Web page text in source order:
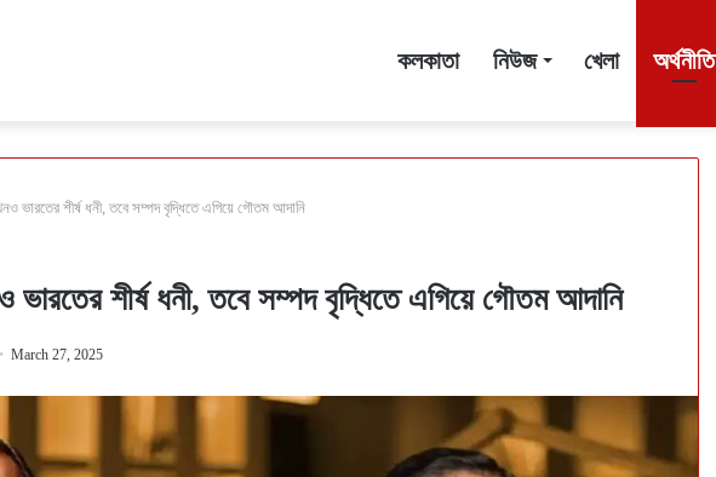
কলকাতা নিউজ খেলা অর্থনীতি
ভারতের শীর্ষ ধনী, তবে সম্পদ বৃদ্ধিতে এগিয়ে গৌতম আদানি
শীর্ষ ধনী, তবে সম্পদ বৃদ্ধিতে এগিয়ে গৌতম আদানি
March 27, 2025